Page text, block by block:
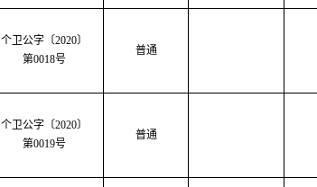
个卫公字〔2020〕
第0018号
普通
个卫公字 〔2020〕
第0019号
普通